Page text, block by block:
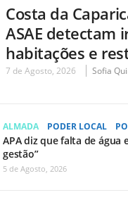
Costa da
ASAE detectam
habitações e
7 de Agosto, 2026 Sofia
ALMADA PODER LOCAL
APA diz que falta de água
gestão”
5 de Agosto, 2026